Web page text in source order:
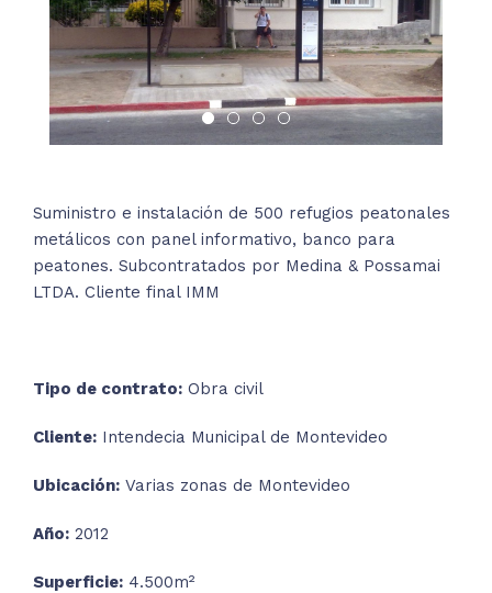
Suministro e instalación de 500 refugios peatonales
metálicos con panel informativo, banco para
peatones. Subcontratados por Medina & Possamai
LTDA. Cliente final IMM
Tipo de contrato: Obra civil
Cliente: Intendecia Municipal de Montevideo
Ubicación: Varias zonas de Montevideo
Año: 2012
Superficie: 4.500m²